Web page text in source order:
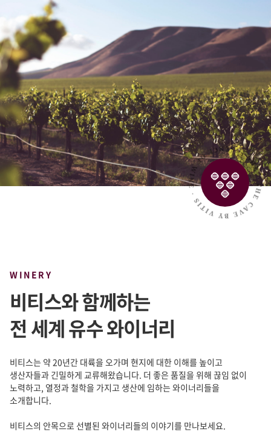
WINERY
비티스와 함께하는
전 세계 유수 와이너리
비티스는 약 20년간 대륙을 오가며 현지에 대한 이해를 높이고
생산자들과 긴밀하게 교류해왔습니다. 더 좋은 품질을 위해 끊임 없이
노력하고, 열정과 철학을 가지고 생산에 임하는 와이너리들을
소개합니다.
비티스의 안목으로 선별된 와이너리들의 이야기를 만나보세요.